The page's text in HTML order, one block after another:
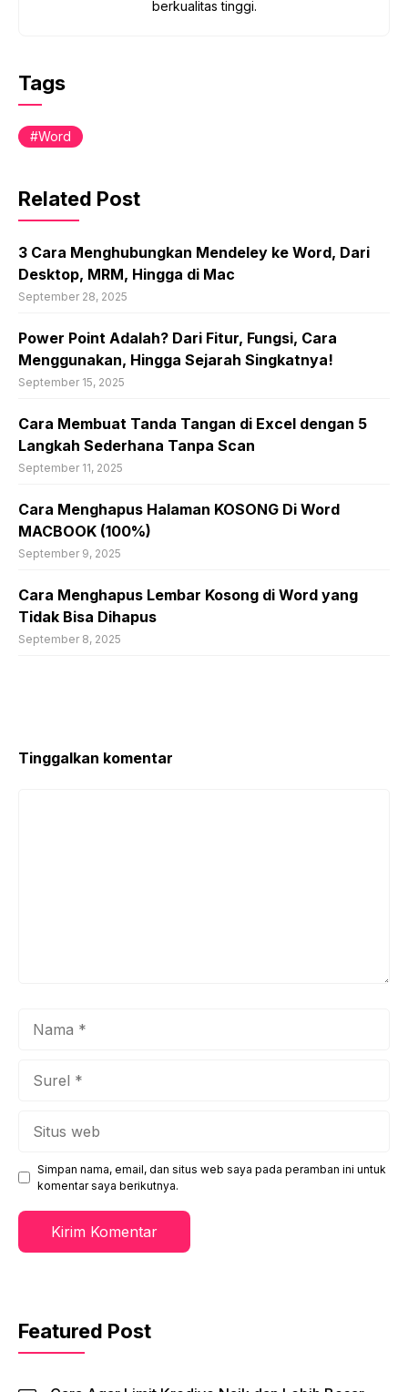
berkualitas tinggi.
Tags
Word
Related Post
3 Cara Menghubungkan Mendeley ke Word, Dari
Desktop, MRM, Hingga di Mac
September 28, 2025
Power Point Adalah? Dari Fitur, Fungsi, Cara
Menggunakan, Hingga Sejarah Singkatnya!
September 15, 2025
Cara Membuat Tanda Tangan di Excel dengan 5
Langkah Sederhana Tanpa Scan
September 11, 2025
Cara Menghapus Halaman KOSONG Di Word
MACBOOK (100%)
September 9, 2025
Cara Menghapus Lembar Kosong di Word yang
Tidak Bisa Dihapus
September 8, 2025
Tinggalkan komentar
Simpan nama, email, dan situs web saya pada peramban ini untuk
komentar saya berikutnya.
Featured Post